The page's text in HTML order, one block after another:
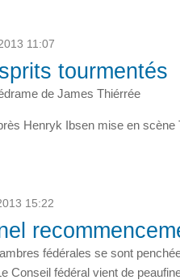
11:07
tourmentés
de James Thiérrée
Henryk Ibsen mise en
15:22
fédérales se sont
Conseil fédéral vient de